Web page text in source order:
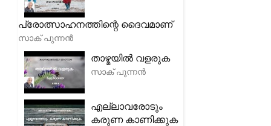
പ്രോത്സാഹനത്തിന്റെ ദൈവമാണ്
സാക് പുന്നൻ
താഴ്മയിൽ വളരുക
സാക് പുന്നൻ
എല്ലാവരോടും
കരുണ കാണിക്കുക